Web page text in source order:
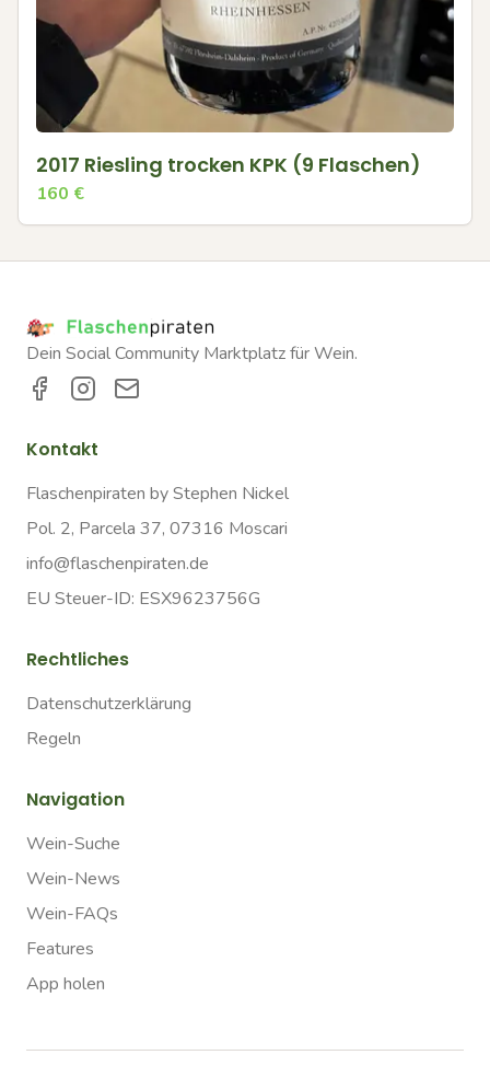
2017 Riesling trocken KPK (9 Flaschen)
160 €
Dein Social Community Marktplatz für Wein.
Kontakt
Flaschenpiraten by Stephen Nickel
Pol. 2, Parcela 37, 07316 Moscari
info@flaschenpiraten.de
EU Steuer-ID: ESX9623756G
Rechtliches
Datenschutzerklärung
Regeln
Navigation
Wein-Suche
Wein-News
Wein-FAQs
Features
App holen